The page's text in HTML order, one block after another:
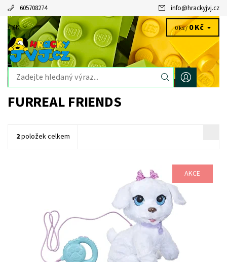
605708274 info@hrackyjvj.cz
CZK 0 ks /0 Kč
FURREAL FRIENDS
2položek celkem
AKCE